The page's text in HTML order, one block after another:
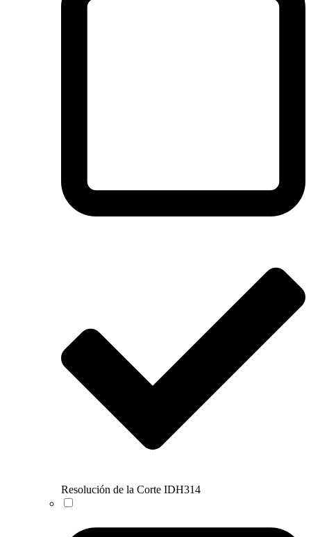
Resolución de la Corte IDH314